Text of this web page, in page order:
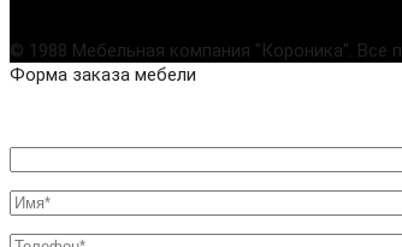
© 1988 Мебельная компания "Короника". Все
Форма заказа мебели